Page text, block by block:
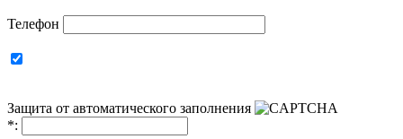
Телефон
Защита от автоматического заполнения
*: